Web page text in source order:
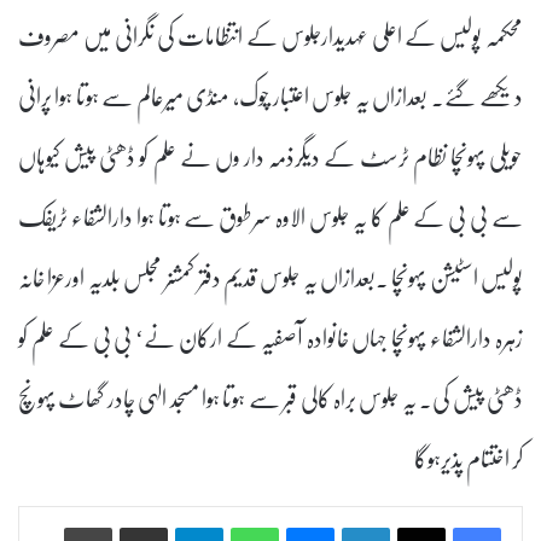
محکمہ پولیس کے اعلی عہدیدارجلوس کے انتظامات کی نگرانی میں مصروف
دیکھے گئے۔ بعدازاں یہ جلوس اعتبار چوک، منڈی میرعالم سے ہوتا ہوا پرانی
حویلی پہونچا نظام ٹرسٹ کے دیگرذمہ دار وں نے علم کو ڈھٹی پیش کیوہاں
سے بی بی کے علم کا یہ جلوس الاوہ سرطوق سے ہوتا ہوا دارالشفاء ٹریفک
پولیس اسٹیشن پہونچا ۔بعدازاں یہ جلوس قدیم دفتر کمشنر مجلس بلدیہ اورعزا خانہ
زہرہ دارالشفاء پہونچا جہاں خانوادہ آصفیہ کے ارکان نے‘ بی بی کے علم کو
ڈھٹی پیش کی۔ یہ جلوس براہ کالی قبر سے ہوتا ہوا مسجد الہی چادر گھاٹ پہونچ
کر اختتام پذیرہوگا
LinkedIn
WhatsApp
Telegram